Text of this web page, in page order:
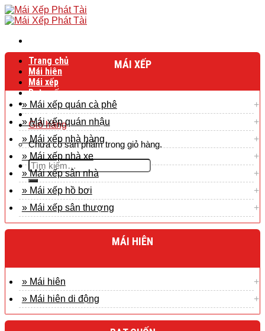
Skip
to
Trang chủ
Mái hiên
Mái xếp
Bạt cuốn
Bạt mái che
Liên hệ
Giỏ hàng
Chưa có sản phẩm trong giỏ hàng.
Tìm
kiếm:
MÁI XẾP
» Mái xếp quán cà phê
» Mái xếp quán nhậu
» Mái xếp nhà hàng
» Mái xếp nhà xe
» Mái xếp sân nhà
» Mái xếp hồ bơi
» Mái xếp sân thượng
MÁI HIÊN
» Mái hiên
» Mái hiên di động